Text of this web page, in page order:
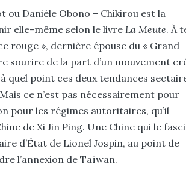
ou Danièle Obono – ­Chikirou est la
elle-même selon le livre La Meute. À
rouge », dernière épouse du « Grand
sourire de la part d’un mouvement
quel point ces deux tendances
ce n’est pas nécessairement pour
pour les régimes autoritaires, qu’il
de Xi Jin Ping. Une Chine qui le
d’État de Lionel Jospin, au point de
l’annexion de Taïwan.